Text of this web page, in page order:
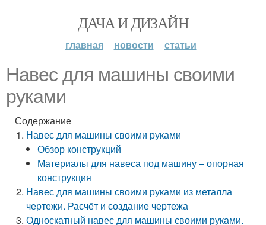
ДАЧА И ДИЗАЙН
главная новости статьи
Навес для машины своими
руками
Содержание
Навес для машины своими руками
Обзор конструкций
Материалы для навеса под машину – опорная
конструкция
Навес для машины своими руками из металла
чертежи. Расчёт и создание чертежа
Односкатный навес для машины своими руками.